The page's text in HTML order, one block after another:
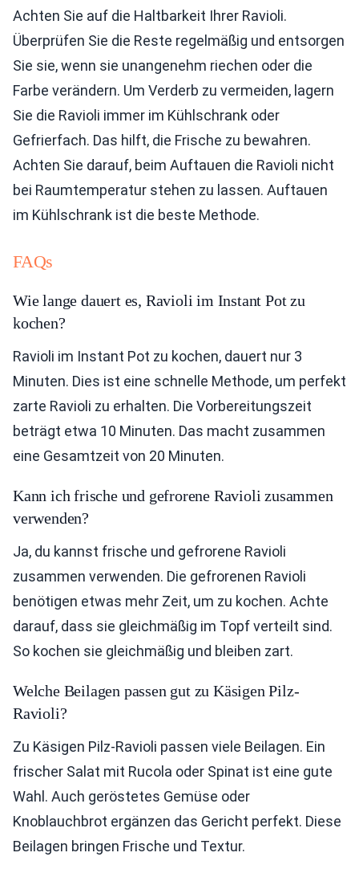
Achten Sie auf die Haltbarkeit Ihrer Ravioli.
Überprüfen Sie die Reste regelmäßig und entsorgen
Sie sie, wenn sie unangenehm riechen oder die
Farbe verändern. Um Verderb zu vermeiden, lagern
Sie die Ravioli immer im Kühlschrank oder
Gefrierfach. Das hilft, die Frische zu bewahren.
Achten Sie darauf, beim Auftauen die Ravioli nicht
bei Raumtemperatur stehen zu lassen. Auftauen
im Kühlschrank ist die beste Methode.
FAQs
Wie lange dauert es, Ravioli im Instant Pot zu
kochen?
Ravioli im Instant Pot zu kochen, dauert nur 3
Minuten. Dies ist eine schnelle Methode, um perfekt
zarte Ravioli zu erhalten. Die Vorbereitungszeit
beträgt etwa 10 Minuten. Das macht zusammen
eine Gesamtzeit von 20 Minuten.
Kann ich frische und gefrorene Ravioli zusammen
verwenden?
Ja, du kannst frische und gefrorene Ravioli
zusammen verwenden. Die gefrorenen Ravioli
benötigen etwas mehr Zeit, um zu kochen. Achte
darauf, dass sie gleichmäßig im Topf verteilt sind.
So kochen sie gleichmäßig und bleiben zart.
Welche Beilagen passen gut zu Käsigen Pilz-
Ravioli?
Zu Käsigen Pilz-Ravioli passen viele Beilagen. Ein
frischer Salat mit Rucola oder Spinat ist eine gute
Wahl. Auch geröstetes Gemüse oder
Knoblauchbrot ergänzen das Gericht perfekt. Diese
Beilagen bringen Frische und Textur.